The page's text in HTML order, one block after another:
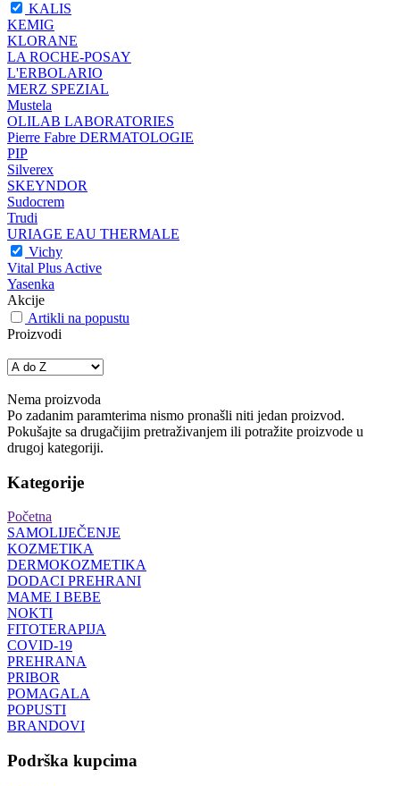
KALIS
KEMIG
KLORANE
LA ROCHE-POSAY
L'ERBOLARIO
MERZ SPEZIAL
Mustela
OLILAB LABORATORIES
Pierre Fabre DERMATOLOGIE
PIP
Silverex
SKEYNDOR
Sudocrem
Trudi
URIAGE EAU THERMALE
Vichy
Vital Plus Active
Yasenka
Akcije
Artikli na popustu
Proizvodi
Nema proizvoda
Po zadanim paramterima nismo pronašli niti jedan proizvod.
Pokušajte sa drugačijim pretraživanjem ili potražite proizvode u
drugoj kategoriji.
Kategorije
Početna
SAMOLIJEČENJE
KOZMETIKA
DERMOKOZMETIKA
DODACI PREHRANI
MAME I BEBE
NOKTI
FITOTERAPIJA
COVID-19
PREHRANA
PRIBOR
POMAGALA
POPUSTI
BRANDOVI
Podrška kupcima